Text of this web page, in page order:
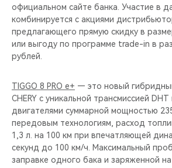
официальном сайте банка. Участие в
комбинируется с акциями
предлагающего прямую скидку в
или выгоду по программе trade-in в
рублей.
TIGGO 8 PRO e+ — это новый
CHERY с уникальной трансмиссией
двигателями суммарной мощностью
передовым технологиям, расход
1,3 л. на 100 км при впечатляющей
секунд до 100 км/ч. Максимальный
заправке одного бака и заряженной